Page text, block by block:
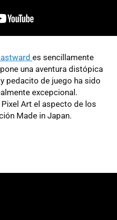
es sencillamente
una aventura distópica
pedacito de juego ha sido
excepcional.
Art el aspecto de los
Made in Japan.